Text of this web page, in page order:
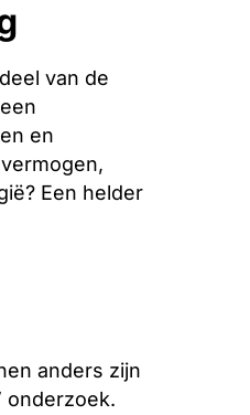
van de
en
Een helder
anders zijn
onderzoek.